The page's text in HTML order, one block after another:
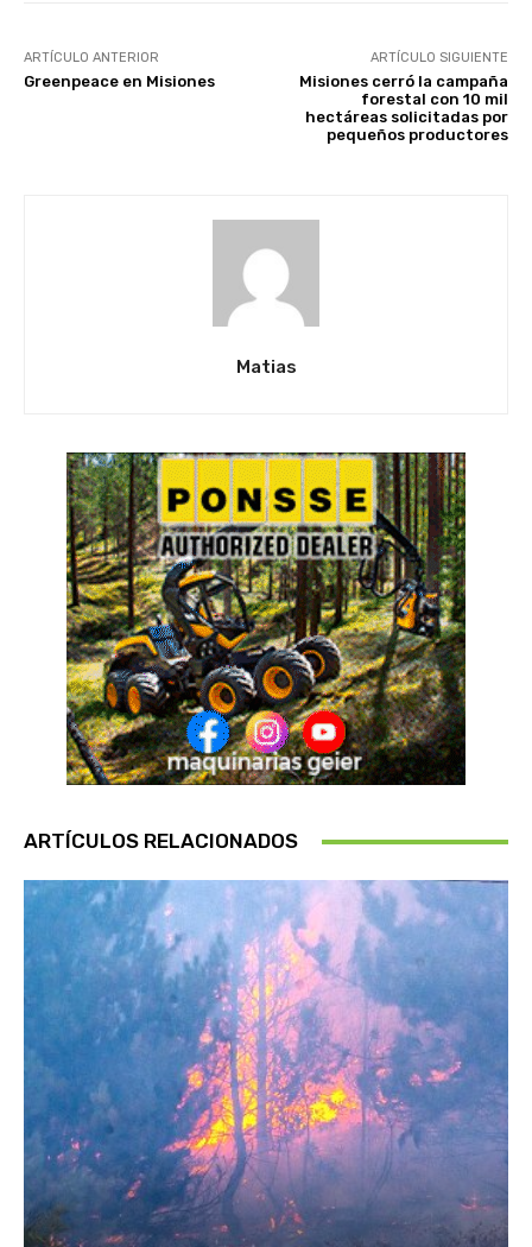
ARTÍCULO ANTERIOR
Greenpeace en Misiones
ARTÍCULO SIGUIENTE
Misiones cerró la campaña
forestal con 10 mil
hectáreas solicitadas por
pequeños productores
Matias
ARTÍCULOS RELACIONADOS